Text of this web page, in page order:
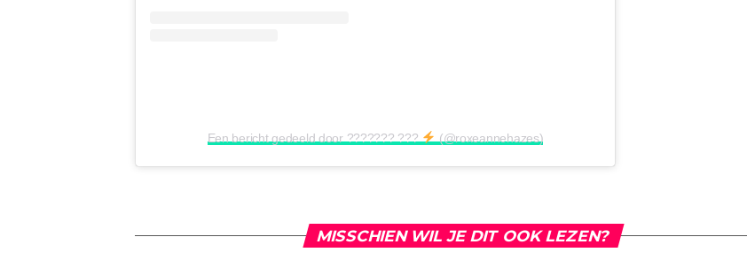
Een bericht gedeeld door ??????? ??? (@roxeannehazes)
MISSCHIEN WIL JE DIT OOK LEZEN?